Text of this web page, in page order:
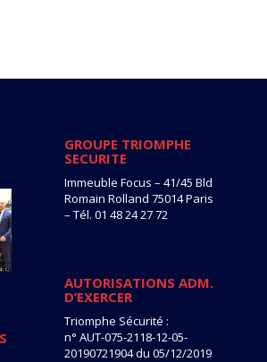
GROUPE TRIOMPHE
SECURITE
Immeuble Focus – 41/45 Bld
Romain Rolland 75014 Paris
– Tél. 01 48 24 27 72
AUTORISATIONS ADM.
D’EXERCER
Triomphe Sécurité :
n° AUT-075-2118-12-05-
20190721904 du 05/12/2019